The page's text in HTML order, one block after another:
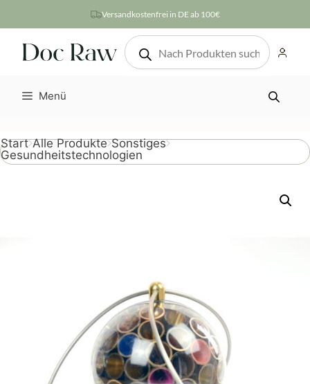
Inhalt
springen
Versandkostenfrei in DE ab 100€
Products
search
Menü
Start Alle Produkte Sonstiges
Gesundheitstechnologien